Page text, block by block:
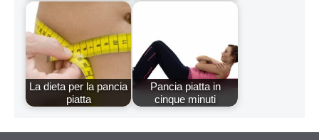
La dieta per la pancia
piatta
Pancia piatta in
cinque minuti